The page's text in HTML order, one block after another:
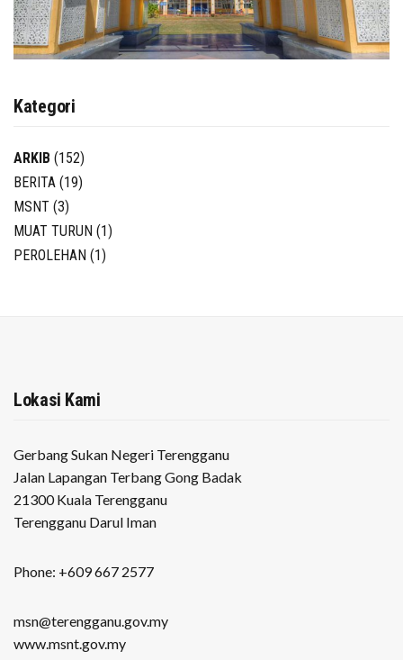
Kategori
ARKIB (152)
BERITA (19)
MSNT (3)
MUAT TURUN (1)
PEROLEHAN (1)
Lokasi Kami
Gerbang Sukan Negeri Terengganu
Jalan Lapangan Terbang Gong Badak
21300 Kuala Terengganu
Terengganu Darul Iman
Phone: +609 667 2577
msn@terengganu.gov.my
www.msnt.gov.my